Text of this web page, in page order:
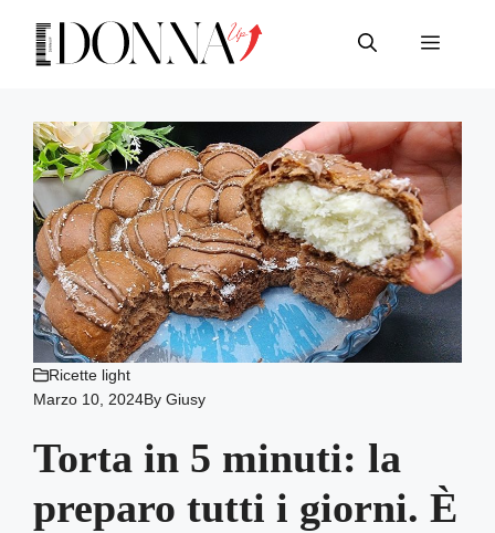
contenuto
Menu
Ricette light
Marzo 10, 2024ByGiusy
Torta in 5 minuti: la
preparo tutti i giorni. È